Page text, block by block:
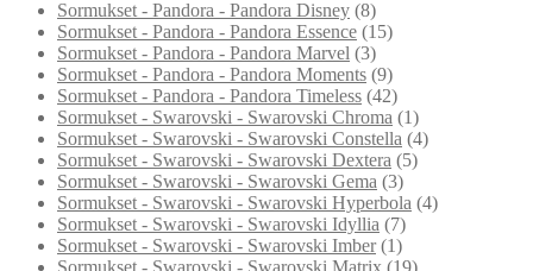
Sormukset - Pandora - Pandora Disney (8)
Sormukset - Pandora - Pandora Essence (15)
Sormukset - Pandora - Pandora Marvel (3)
Sormukset - Pandora - Pandora Moments (9)
Sormukset - Pandora - Pandora Timeless (42)
Sormukset - Swarovski - Swarovski Chroma (1)
Sormukset - Swarovski - Swarovski Constella (4)
Sormukset - Swarovski - Swarovski Dextera (5)
Sormukset - Swarovski - Swarovski Gema (3)
Sormukset - Swarovski - Swarovski Hyperbola (4)
Sormukset - Swarovski - Swarovski Idyllia (7)
Sormukset - Swarovski - Swarovski Imber (1)
Sormukset - Swarovski - Swarovski Matrix (19)